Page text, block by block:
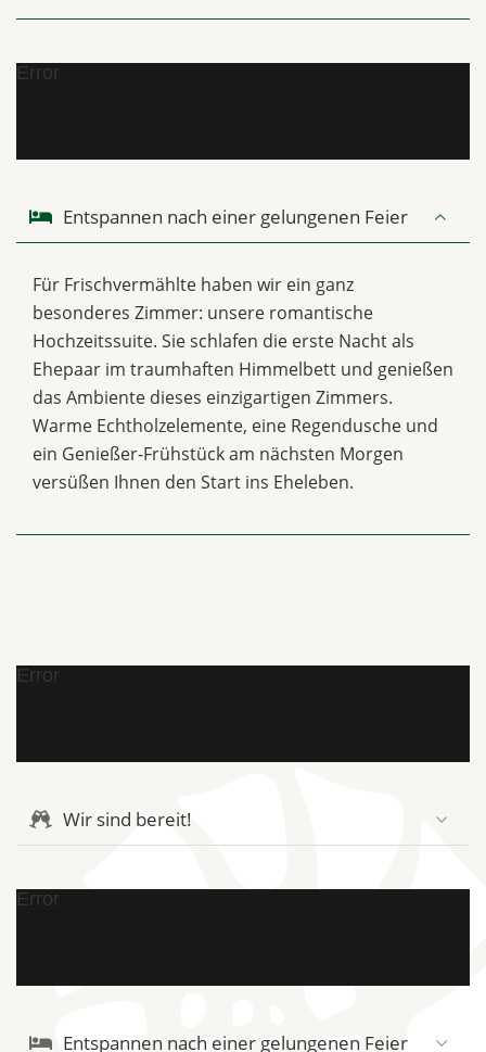
Error
Entspannen nach einer gelungenen Feier
Für Frischvermählte haben wir ein ganz
besonderes Zimmer: unsere romantische
Hochzeitssuite. Sie schlafen die erste Nacht als
Ehepaar im traumhaften Himmelbett und genießen
das Ambiente dieses einzigartigen Zimmers.
Warme Echtholzelemente, eine Regendusche und
ein Genießer-Frühstück am nächsten Morgen
versüßen Ihnen den Start ins Eheleben.
Error
Wir sind bereit!
Error
Entspannen nach einer gelungenen Feier